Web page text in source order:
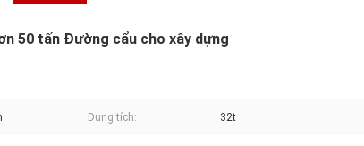
50 tấn Đường cẩu cho xây dựng
Dung tích: 32t